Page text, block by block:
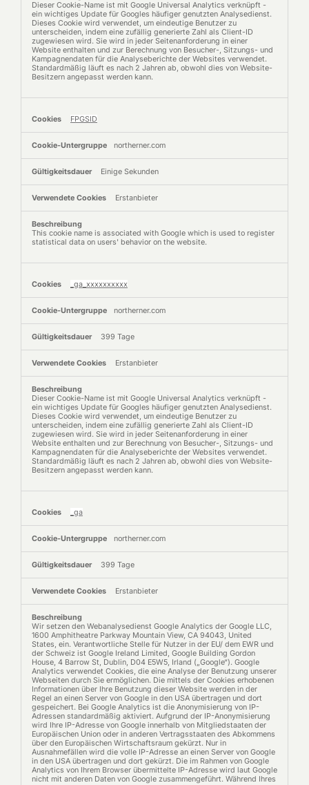
Dieser Cookie-Name ist mit Google Universal Analytics verknüpft -
ein wichtiges Update für Googles häufiger genutzten Analysedienst.
Dieses Cookie wird verwendet, um eindeutige Benutzer zu
unterscheiden, indem eine zufällig generierte Zahl als Client-ID
zugewiesen wird. Sie wird in jeder Seitenanforderung in einer
Website enthalten und zur Berechnung von Besucher-, Sitzungs- und
Kampagnendaten für die Analyseberichte der Websites verwendet.
Standardmäßig läuft es nach 2 Jahren ab, obwohl dies von Website-
Besitzern angepasst werden kann.
FPGSID
northerner.com
Einige Sekunden
Erstanbieter
This cookie name is associated with Google which is used to register
statistical data on users' behavior on the website.
_ga_xxxxxxxxxx
northerner.com
399 Tage
Erstanbieter
Dieser Cookie-Name ist mit Google Universal Analytics verknüpft -
ein wichtiges Update für Googles häufiger genutzten Analysedienst.
Dieses Cookie wird verwendet, um eindeutige Benutzer zu
unterscheiden, indem eine zufällig generierte Zahl als Client-ID
zugewiesen wird. Sie wird in jeder Seitenanforderung in einer
Website enthalten und zur Berechnung von Besucher-, Sitzungs- und
Kampagnendaten für die Analyseberichte der Websites verwendet.
Standardmäßig läuft es nach 2 Jahren ab, obwohl dies von Website-
Besitzern angepasst werden kann.
_ga
northerner.com
399 Tage
Erstanbieter
Wir setzen den Webanalysedienst Google Analytics der Google LLC,
1600 Amphitheatre Parkway Mountain View, CA 94043, United
States, ein. Verantwortliche Stelle für Nutzer in der EU/ dem EWR und
der Schweiz ist Google Ireland Limited, Google Building Gordon
House, 4 Barrow St, Dublin, D04 E5W5, Irland („Google“). Google
Analytics verwendet Cookies, die eine Analyse der Benutzung unserer
Webseiten durch Sie ermöglichen. Die mittels der Cookies erhobenen
Informationen über Ihre Benutzung dieser Website werden in der
Regel an einen Server von Google in den USA übertragen und dort
gespeichert. Bei Google Analytics ist die Anonymisierung von IP-
Adressen standardmäßig aktiviert. Aufgrund der IP-Anonymisierung
wird Ihre IP-Adresse von Google innerhalb von Mitgliedstaaten der
Europäischen Union oder in anderen Vertragsstaaten des Abkommens
über den Europäischen Wirtschaftsraum gekürzt. Nur in
Ausnahmefällen wird die volle IP-Adresse an einen Server von Google
in den USA übertragen und dort gekürzt. Die im Rahmen von Google
Analytics von Ihrem Browser übermittelte IP-Adresse wird laut Google
nicht mit anderen Daten von Google zusammengeführt. Während Ihres